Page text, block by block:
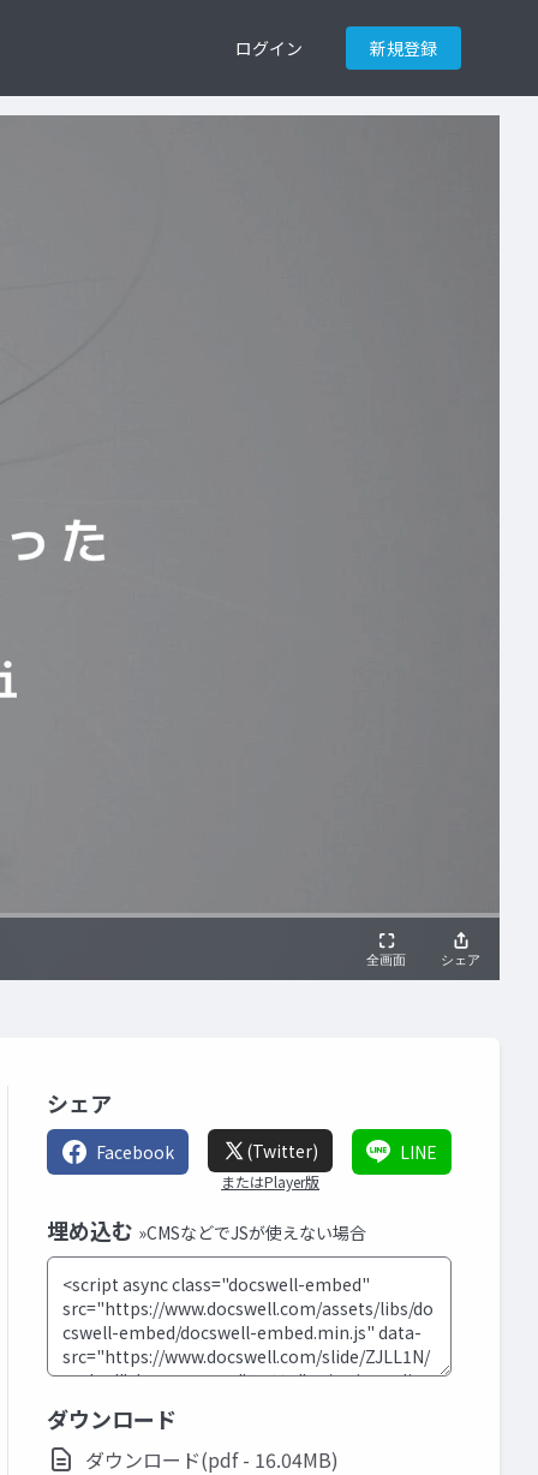
ログイン 新規登録
シェア
Facebook (Twitter)
またはPlayer版
LINE
埋め込む »CMSなどでJSが使えない場合
ダウンロード
ダウンロード(pdf - 16.04MB)